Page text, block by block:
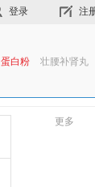
登录 注
蛋白粉 壮腰补肾丸
更多